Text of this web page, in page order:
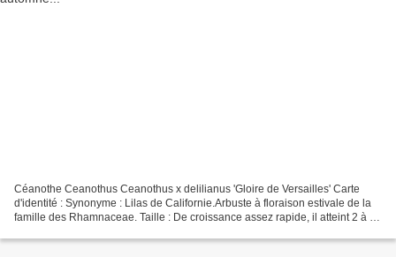
Céanothe Ceanothus Ceanothus x delilianus 'Gloire de Versailles' Carte
d'identité : Synonyme : Lilas de Californie.Arbuste à floraison estivale de la
famille des Rhamnaceae. Taille : De croissance assez rapide, il atteint 2 à 3